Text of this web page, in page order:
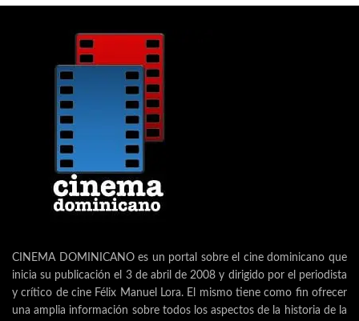
CINEMA DOMINICANO es un portal sobre el cine dominicano que
inicia su publicación el 3 de abril de 2008 y dirigido por el periodista
y crítico de cine Félix Manuel Lora. El mismo tiene como fin ofrecer
una amplia información sobre todos los aspectos de la historia de la